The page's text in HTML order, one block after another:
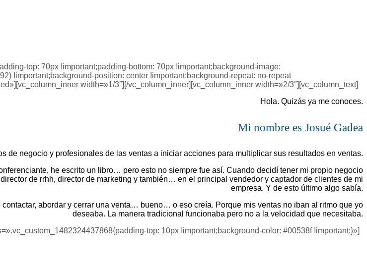
top: 70px !important;padding-bottom: 70px !important;background-image:
!important;background-position: center !important;background-repeat: no-repeat
width=»1/3″][/vc_column_inner][vc_column_inner width=»2/3″][vc_column_text]
Hola. Quizás ya me conoces.
Mi nombre es Josué Gadea
de negocio y profesionales de las ventas a iniciar acciones para multiplicar sus resultados en ventas.
he escrito un libro… pero esto no siempre fue así. Cuando decidí tener mi propio negocio
de rrhh, director de marketing y también… en el principal vendedor y captador de clientes de mi
empresa. Y de esto último algo sabía.
abordar y cerrar una venta… bueno… o eso creía. Porque mis ventas no iban al ritmo que yo
deseaba. La manera tradicional funcionaba pero no a la velocidad que necesitaba.
top: 10px !important;background-color: #00538f !important;}»]